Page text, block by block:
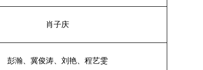
肖子庆
彭瀚、冀俊涛、刘艳、程艺雯